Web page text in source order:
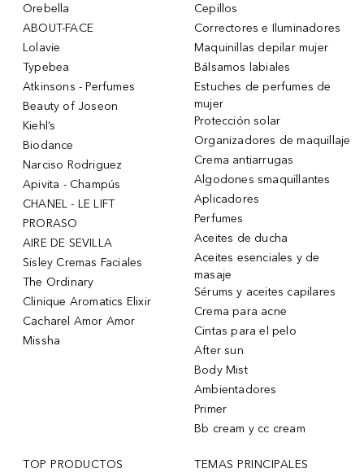
Orebella
ABOUT-FACE
Lolavie
Typebea
Atkinsons - Perfumes
Beauty of Joseon
Kiehl’s
Biodance
Narciso Rodriguez
Apivita - Champús
CHANEL - LE LIFT
PRORASO
AIRE DE SEVILLA
Sisley Cremas Faciales
The Ordinary
Clinique Aromatics Elixir
Cacharel Amor Amor
Missha
Cepillos
Correctores e Iluminadores
Maquinillas depilar mujer
Bálsamos labiales
Estuches de perfumes de
mujer
Protección solar
Organizadores de maquillaje
Crema antiarrugas
Algodones smaquillantes
Aplicadores
Perfumes
Aceites de ducha
Aceites esenciales y de
masaje
Sérums y aceites capilares
Crema para acne
Cintas para el pelo
After sun
Body Mist
Ambientadores
Primer
Bb cream y cc cream
TOP PRODUCTOS TEMAS PRINCIPALES